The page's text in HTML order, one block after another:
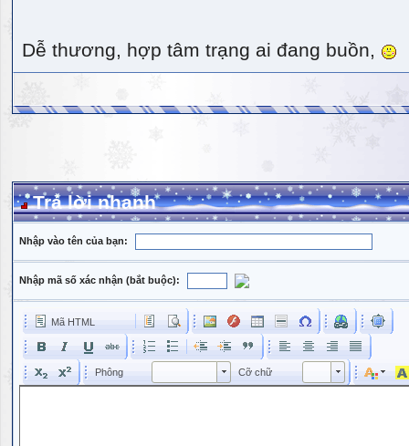
Dễ thương, hợp tâm trạng ai đang buồn,
Trả lời nhanh
Nhập vào tên của bạn:
Nhập mã số xác nhận (bắt buộc):
Mã HTML
Phông Phông Cỡ chữ Kích cỡ phông